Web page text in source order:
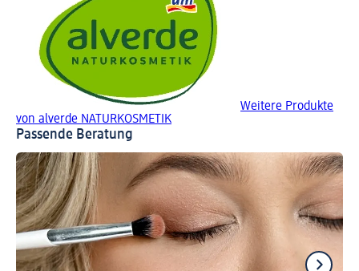
Weitere Produkte
von alverde NATURKOSMETIK
Passende Beratung